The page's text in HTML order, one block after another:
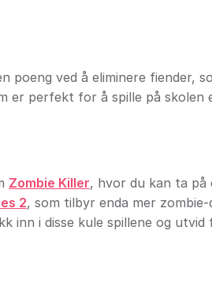
poeng ved å eliminere fiender,
er perfekt for å spille på skolen
Zombie Killer, hvor du kan ta på
2, som tilbyr enda mer
inn i disse kule spillene og utvid